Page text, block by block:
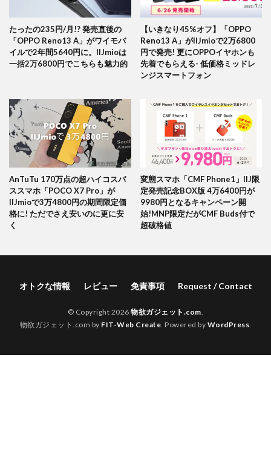
たったの235円/月!? 発売直後の
「OPPO Reno13 A」がワイモバ
イルで2年間5640円に。IIJmioは
一括2万6800円でこちらも魅力的
【いきなり45%オフ】「OPPO
Reno13 A」がIIJmioで2万6800
円で発売! 更にOPPOイヤホンも
先着でもらえる- 低価格ミッドレ
ンジスマートフォン
AnTuTu 170万点の超ハイコスパ
ススマホ「POCO X7 Pro」が
IIJmioで3万4800円の期間限定価
格に! ただでさえ安いのに更に安
く
変態スマホ「CMF Phone1」IIJ限
定発売記念BOX版 4万6400円が
9980円となるキャンペーン開
始!MNP限定だがCMF Buds付で
超破格値
オトクな情報 レビュー 免責事項 Request / Contact
© Copyright 2026物欲ガジェット.com
物欲ガジェット.com by FIT-Web Create . Powered by WordPress